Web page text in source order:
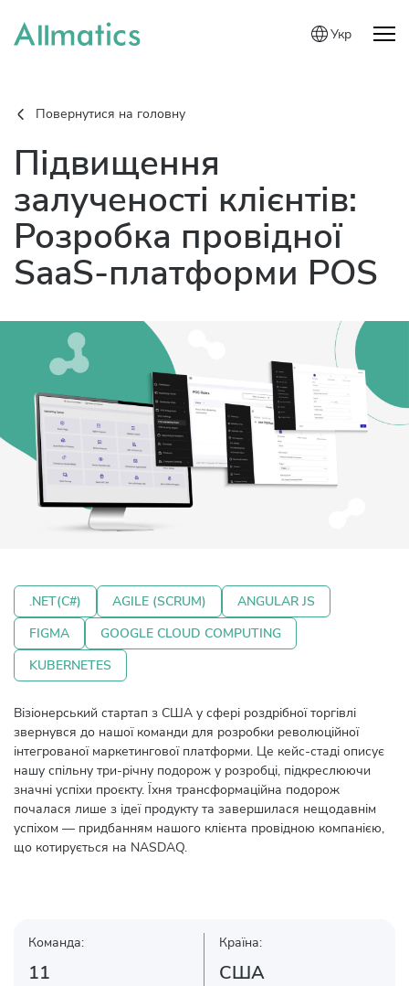
Укр
Повернутися на головну
Підвищення
залученості клієнтів:
Розробка провідної
SaaS-платформи POS
Візіонерський стартап з США у сфері роздрібної торгівлі
звернувся до нашої команди для розробки революційної
інтегрованої маркетингової платформи. Це кейс-стаді описує
нашу спільну три-річну подорож у розробці, підкреслюючи
значні успіхи проєкту. Їхня трансформаційна подорож
почалася лише з ідеї продукту та завершилася нещодавнім
успіхом — придбанням нашого клієнта провідною компанією,
що котирується на NASDAQ.
.NET(C#) AGILE (SCRUM)
ANGULAR JS
FIGMA
GOOGLE CLOUD COMPUTING
KUBERNETES
Команда:
11
Країна:
США